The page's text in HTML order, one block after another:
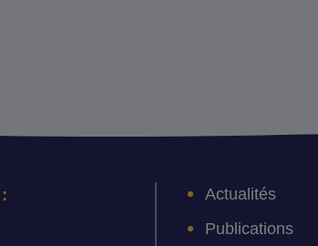
Actualités
Publications